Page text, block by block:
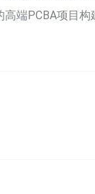
高端PCBA项目